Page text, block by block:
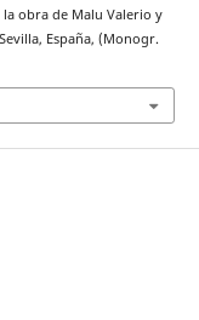
la obra de Malu Valerio y
España, (Monogr.